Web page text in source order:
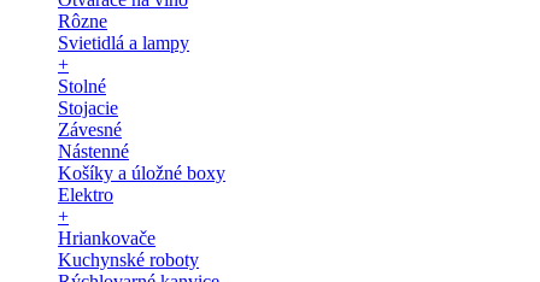
Rôzne
Svietidlá a lampy
+
Stolné
Stojacie
Závesné
Nástenné
Košíky a úložné boxy
Elektro
+
Hriankovače
Kuchynské roboty